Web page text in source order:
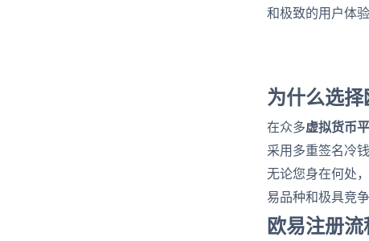
和极致的用户体验
为什么选择
在众多虚拟货币
采用多重签名冷
无论您身在何处
易品种和极具竞
欧易注册